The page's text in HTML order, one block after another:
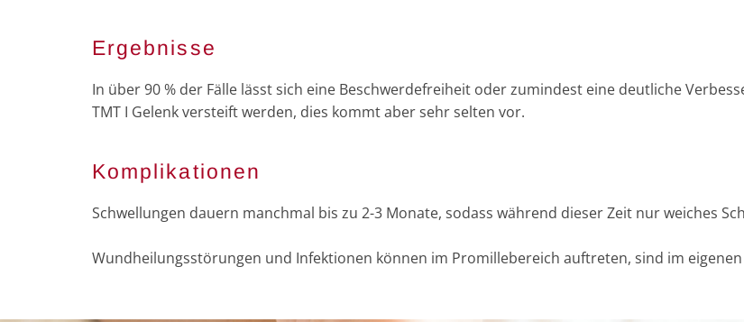
Ergebnisse
In über 90 % der Fälle lässt sich eine Beschwerdefreiheit oder zumindest eine deutliche
TMT I Gelenk versteift werden, dies kommt aber sehr selten vor.
Komplikationen
Schwellungen dauern manchmal bis zu 2-3 Monate, sodass während dieser Zeit nur weiches
Wundheilungsstörungen und Infektionen können im Promillebereich auftreten, sind im